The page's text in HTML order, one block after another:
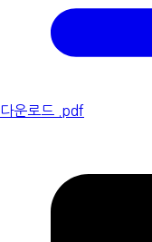
다운로드 .pdf